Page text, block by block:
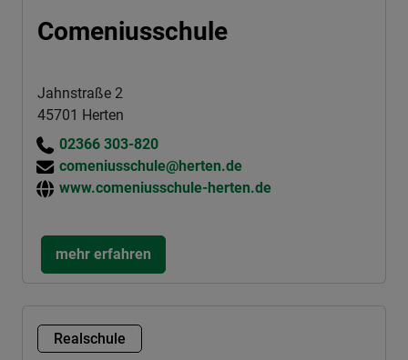
Comeniusschule
Jahnstraße 2
45701 Herten
02366 303-820
comeniusschule@herten.de
www.comeniusschule-herten.de
mehr erfahren
Realschule